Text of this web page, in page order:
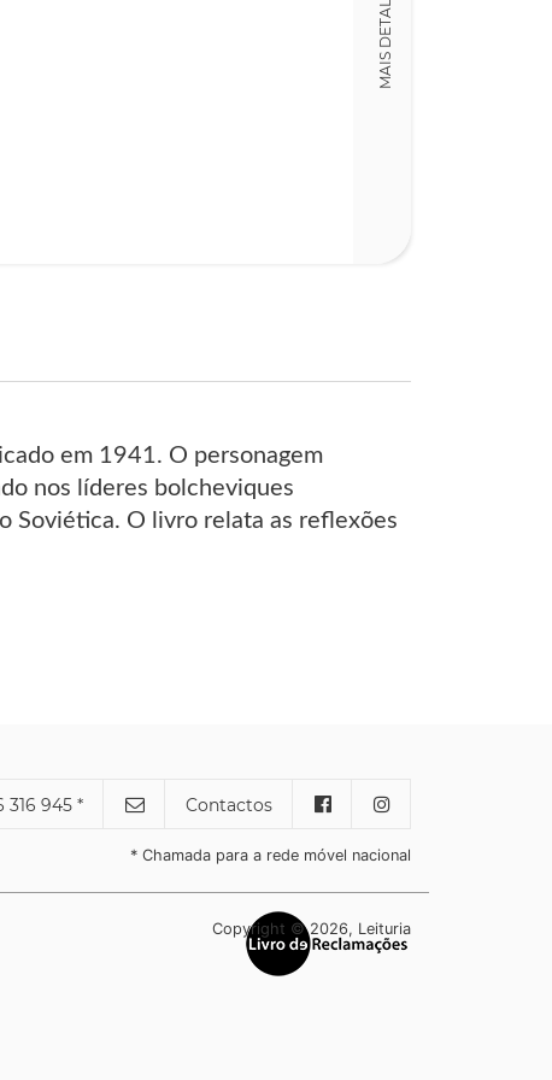
MAIS DETALHES
em 1941. O personagem
nos líderes bolcheviques
Soviética. O livro relata as reflexões
316 945 * Contactos
* Chamada para a rede móvel nacional
Copyright © 2026, Leituria